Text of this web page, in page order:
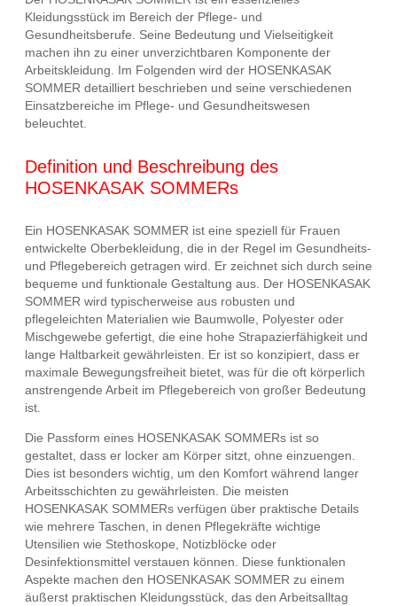
Kleidungsstück im Bereich der Pflege- und
Gesundheitsberufe. Seine Bedeutung und Vielseitigkeit
machen ihn zu einer unverzichtbaren Komponente der
Arbeitskleidung. Im Folgenden wird der HOSENKASAK
SOMMER detailliert beschrieben und seine verschiedenen
Einsatzbereiche im Pflege- und Gesundheitswesen
beleuchtet.
Definition und Beschreibung des
HOSENKASAK SOMMERs
Ein HOSENKASAK SOMMER ist eine speziell für Frauen
entwickelte Oberbekleidung, die in der Regel im Gesundheits-
und Pflegebereich getragen wird. Er zeichnet sich durch seine
bequeme und funktionale Gestaltung aus. Der HOSENKASAK
SOMMER wird typischerweise aus robusten und
pflegeleichten Materialien wie Baumwolle, Polyester oder
Mischgewebe gefertigt, die eine hohe Strapazierfähigkeit und
lange Haltbarkeit gewährleisten. Er ist so konzipiert, dass er
maximale Bewegungsfreiheit bietet, was für die oft körperlich
anstrengende Arbeit im Pflegebereich von großer Bedeutung
ist.
Die Passform eines HOSENKASAK SOMMERs ist so
gestaltet, dass er locker am Körper sitzt, ohne einzuengen.
Dies ist besonders wichtig, um den Komfort während langer
Arbeitsschichten zu gewährleisten. Die meisten
HOSENKASAK SOMMERs verfügen über praktische Details
wie mehrere Taschen, in denen Pflegekräfte wichtige
Utensilien wie Stethoskope, Notizblöcke oder
Desinfektionsmittel verstauen können. Diese funktionalen
Aspekte machen den HOSENKASAK SOMMER zu einem
äußerst praktischen Kleidungsstück, das den Arbeitsalltag